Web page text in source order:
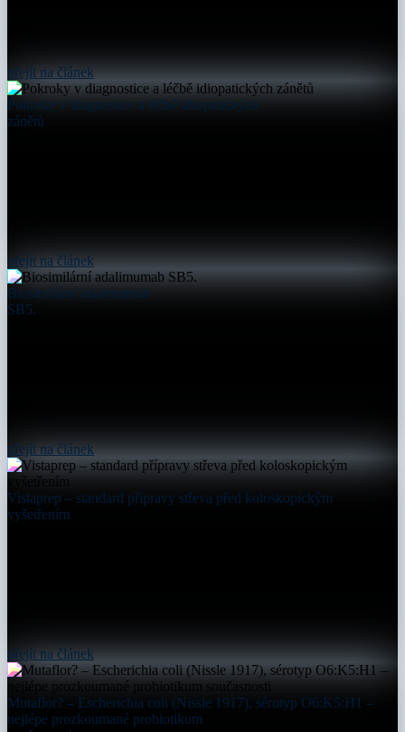
přejít na článek
Pokroky v diagnostice a léčbě idiopatických
zánětů
přejít na článek
Biosimilární adalimumab
SB5.
přejít na článek
Vistaprep – standard přípravy střeva před koloskopickým
vyšetřením
přejít na článek
Mutaflor? – Escherichia coli (Nissle 1917), sérotyp O6:K5:H1 –
nejlépe prozkoumané probiotikum